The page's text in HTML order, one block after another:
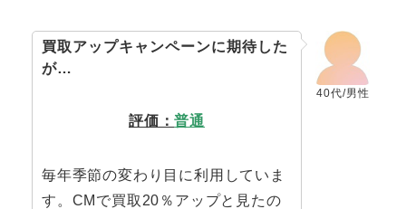
40代/男性
買取アップキャンペーンに期待した
が…
評価：普通
毎年季節の変わり目に利用していま
す。CMで買取20％アップと見たの